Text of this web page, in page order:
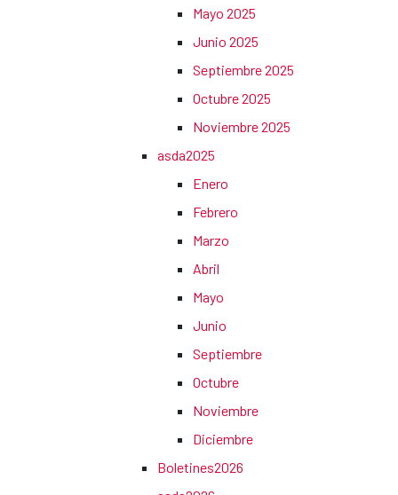
Mayo 2025
Junio 2025
Septiembre 2025
Octubre 2025
Noviembre 2025
asda2025
Enero
Febrero
Marzo
Abril
Mayo
Junio
Septiembre
Octubre
Noviembre
Diciembre
Boletines2026